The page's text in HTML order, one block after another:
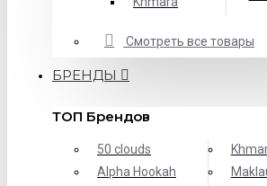
Смотреть все товары
БРЕНДЫ
ТОП Брендов
50 clouds
Alpha Hookah